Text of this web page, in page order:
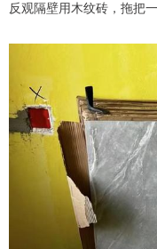
反观隔壁用木纹砖，拖把